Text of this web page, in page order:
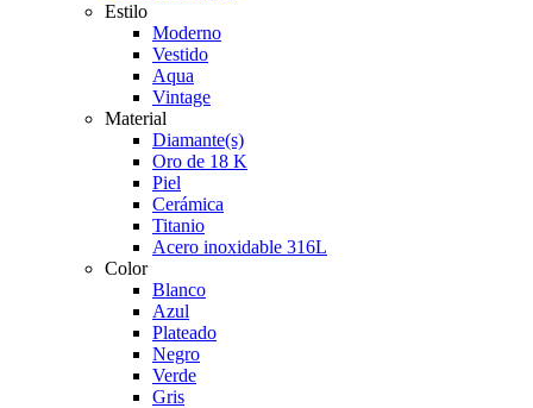
Estilo
Moderno
Vestido
Aqua
Vintage
Material
Diamante(s)
Oro de 18 K
Piel
Cerámica
Titanio
Acero inoxidable 316L
Color
Blanco
Azul
Plateado
Negro
Verde
Gris